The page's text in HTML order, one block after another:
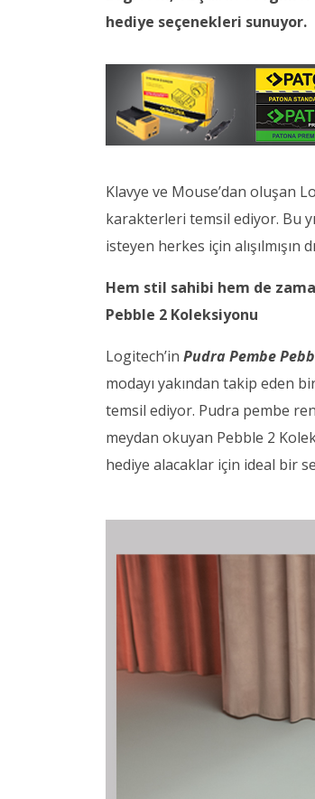
hediye seçenekleri sunuyor.
Klavye ve Mouse’dan oluşan
karakterleri temsil ediyor. Bu
isteyen herkes için alışılmışın
Hem stil sahibi hem de
Pebble 2 Koleksiyonu
Logitech’in Pudra Pembe
modayı yakından takip eden
temsil ediyor. Pudra pembe
meydan okuyan Pebble 2
hediye alacaklar için ideal bir